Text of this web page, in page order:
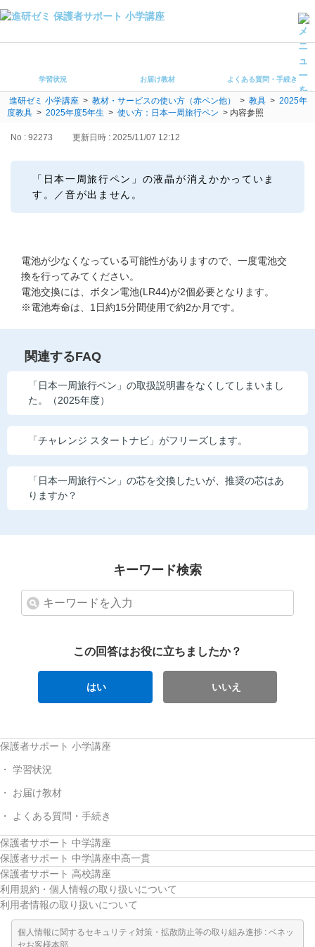
よくある質問・手続き
保護者サポート小学講座 トップ
登録情報の変更・各種お手続き
お客様サポート(手続き・照会)
カテゴリーから探す
お問い合わせ窓口
他の講座のよくある質問・手続きはこちら
こどもちゃれんじ
進研ゼミ 中学講座
進研ゼミ 高校講座
学習状況 お届け教材 よくある質問・手続き
進研ゼミ 小学講座 > 教材・サービスの使い方（赤ペン他） > 教具 > 2025年
度教具 > 2025年度5年生 > 使い方：日本一周旅行ペン > 内容参照
No : 92273 更新日時 : 2025/11/07 12:12
「日本一周旅行ペン」の液晶が消えかかっていま
す。／音が出ません。
電池が少なくなっている可能性がありますので、一度電池交
換を行ってみてください。
電池交換には、ボタン電池(LR44)が2個必要となります。
※電池寿命は、1日約15分間使用で約2か月です。
関連するFAQ
「日本一周旅行ペン」の取扱説明書をなくしてしまいまし
た。（2025年度）
「チャレンジ スタートナビ」がフリーズします。
「日本一周旅行ペン」の芯を交換したいが、推奨の芯はあ
りますか？
キーワード検索
この回答はお役に立ちましたか？
はい いいえ
保護者サポート 小学講座
学習状況
お届け教材
よくある質問・手続き
保護者サポート 中学講座
保護者サポート 中学講座中高一貫
保護者サポート 高校講座
利用規約・個人情報の取り扱いについて
利用者情報の取り扱いについて
個人情報に関するセキュリティ対策・拡散防止等の取り組み進捗 : ベネッ
セお客様本部